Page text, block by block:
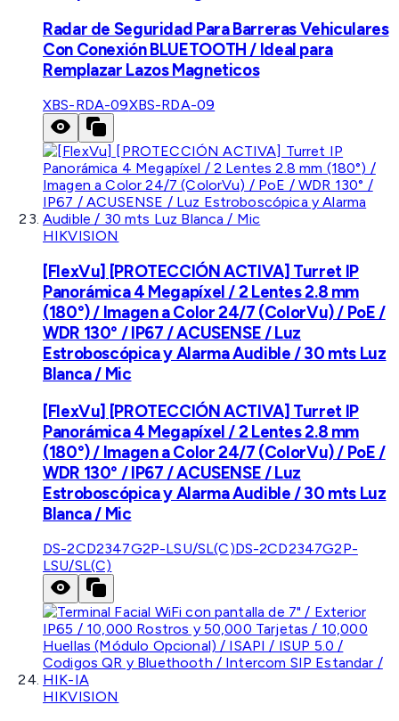
Radar de Seguridad Para Barreras Vehiculares
Con Conexión BLUETOOTH / Ideal para
Remplazar Lazos Magneticos
XBS-RDA-09XBS-RDA-09
HIKVISION
[FlexVu] [PROTECCIÓN ACTIVA] Turret IP
Panorámica 4 Megapíxel / 2 Lentes 2.8 mm
(180°) / Imagen a Color 24/7 (ColorVu) / PoE /
WDR 130° / IP67 / ACUSENSE / Luz
Estroboscópica y Alarma Audible / 30 mts Luz
Blanca / Mic
[FlexVu] [PROTECCIÓN ACTIVA] Turret IP
Panorámica 4 Megapíxel / 2 Lentes 2.8 mm
(180°) / Imagen a Color 24/7 (ColorVu) / PoE /
WDR 130° / IP67 / ACUSENSE / Luz
Estroboscópica y Alarma Audible / 30 mts Luz
Blanca / Mic
DS-2CD2347G2P-LSU/SL(C)DS-2CD2347G2P-
LSU/SL(C)
HIKVISION